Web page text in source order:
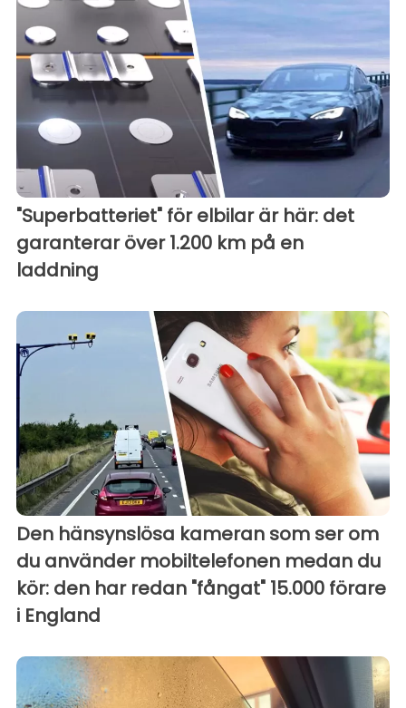
"Superbatteriet" för elbilar är här: det
garanterar över 1.200 km på en
laddning
Den hänsynslösa kameran som ser om
du använder mobiltelefonen medan du
kör: den har redan "fångat" 15.000 förare
i England